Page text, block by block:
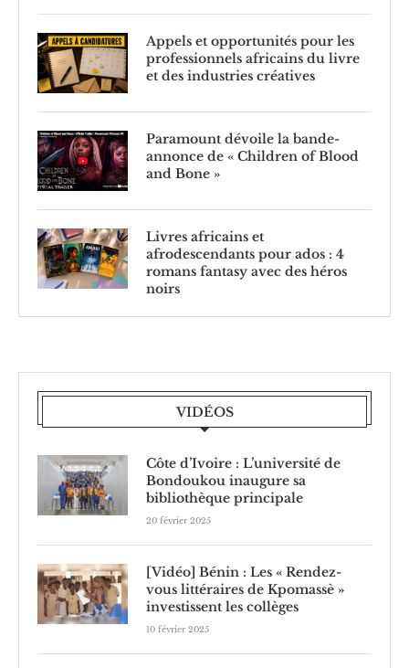
Appels et opportunités pour les
professionnels africains du livre
et des industries créatives
Paramount dévoile la bande-
annonce de « Children of Blood
and Bone »
Livres africains et
afrodescendants pour ados : 4
romans fantasy avec des héros
noirs
VIDÉOS
Côte d’Ivoire : L’université de
Bondoukou inaugure sa
bibliothèque principale
20 février 2025
[Vidéo] Bénin : Les « Rendez-
vous littéraires de Kpomassè »
investissent les collèges
10 février 2025